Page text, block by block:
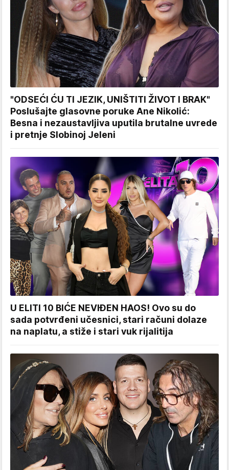
"ODSEĆI ĆU TI JEZIK, UNIŠTITI ŽIVOT I BRAK"
Poslušajte glasovne poruke Ane Nikolić:
Besna i nezaustavljiva uputila brutalne uvrede
i pretnje Slobinoj Jeleni
U ELITI 10 BIĆE NEVIĐEN HAOS! Ovo su do
sada potvrđeni učesnici, stari računi dolaze
na naplatu, a stiže i stari vuk rijalitija